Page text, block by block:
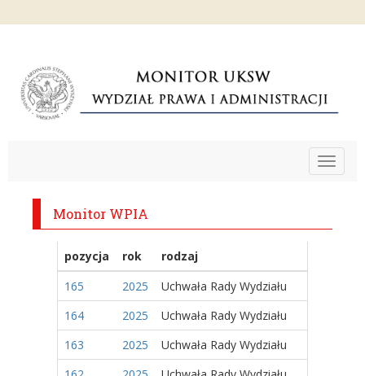
Toggle
Monitor WPIA
pozycja rok
rodzaj
165
2025
Uchwała Rady Wydziału
164
2025
Uchwała Rady Wydziału
163
2025
Uchwała Rady Wydziału